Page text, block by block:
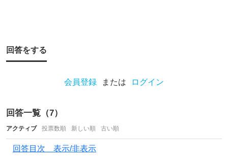
も
の
、
教
え
回答をする
会員登録 または ログイン
回答一覧（7）
アクティブ 投票数順 新しい順 古い順
回答目次 表示/非表示